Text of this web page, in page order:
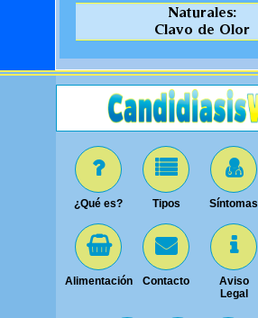
Naturales:
Clavo de Olor
¿Qué es? Tipos Síntomas
Alimentación Contacto
Aviso
Legal